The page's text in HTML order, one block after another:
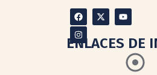
ENLACES DE